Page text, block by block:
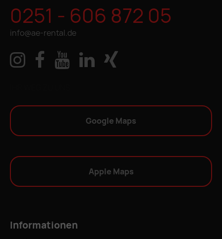
0251 - 606 872 05
info@ae-rental.de
Google Maps
Apple Maps
Informationen